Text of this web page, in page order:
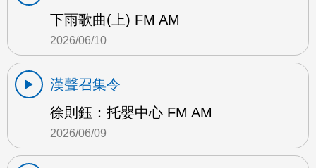
下雨歌曲(上) FM AM
2026/06/10
漢聲召集令
徐則鈺：托嬰中心 FM AM
2026/06/09